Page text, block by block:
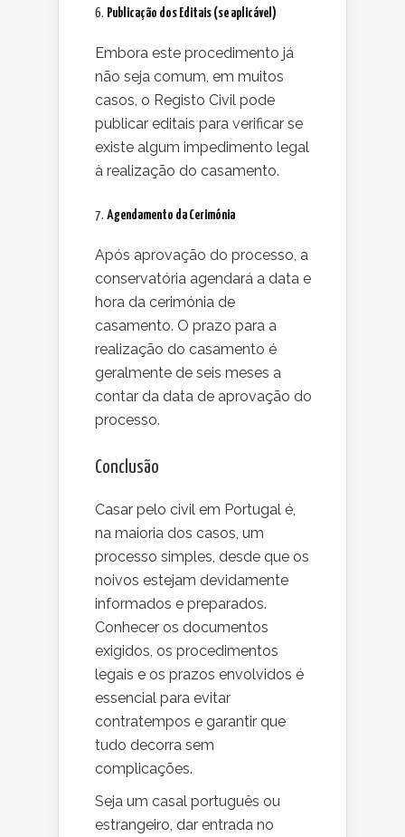
6. Publicação dos Editais (se aplicável)
Embora este procedimento já
não seja comum, em muitos
casos, o Registo Civil pode
publicar editais para verificar se
existe algum impedimento legal
à realização do casamento.
7. Agendamento da Cerimónia
Após aprovação do processo, a
conservatória agendará a data e
hora da cerimónia de
casamento. O prazo para a
realização do casamento é
geralmente de seis meses a
contar da data de aprovação do
processo.
Conclusão
Casar pelo civil em Portugal é,
na maioria dos casos, um
processo simples, desde que os
noivos estejam devidamente
informados e preparados.
Conhecer os documentos
exigidos, os procedimentos
legais e os prazos envolvidos é
essencial para evitar
contratempos e garantir que
tudo decorra sem
complicações.
Seja um casal português ou
estrangeiro, dar entrada no